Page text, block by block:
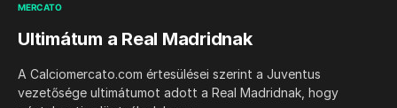
MERCATO
Ultimátum a Real Madridnak
A Calciomercato.com értesülései szerint a Juventus
vezetősége ultimátumot adott a Real Madridnak, hogy